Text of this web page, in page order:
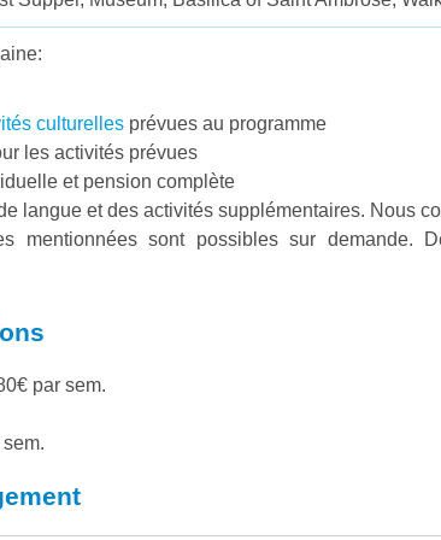
culturelles prévues au programme
les activités prévues
et pension complète
langue et des activités supplémentaires. Nous
mentionnées sont possibles sur demande.
par sem.